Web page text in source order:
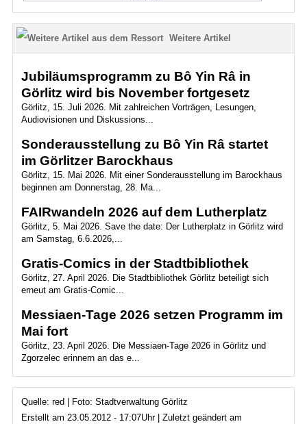
Weitere Artikel
Jubiläumsprogramm zu Bô Yin Râ in
Görlitz wird bis November fortgesetz
Görlitz, 15. Juli 2026. Mit zahlreichen Vorträgen, Lesungen,
Audiovisionen und Diskussions...
Sonderausstellung zu Bô Yin Râ startet
im Görlitzer Barockhaus
Görlitz, 15. Mai 2026. Mit einer Sonderausstellung im Barockhaus
beginnen am Donnerstag, 28. Ma...
FAIRwandeln 2026 auf dem Lutherplatz
Görlitz, 5. Mai 2026. Save the date: Der Lutherplatz in Görlitz wird
am Samstag, 6.6.2026,...
Gratis-Comics in der Stadtbibliothek
Görlitz, 27. April 2026. Die Stadtbibliothek Görlitz beteiligt sich
erneut am Gratis-Comic...
Messiaen-Tage 2026 setzen Programm im
Mai fort
Görlitz, 23. April 2026. Die Messiaen-Tage 2026 in Görlitz und
Zgorzelec erinnern an das e...
Quelle: red | Foto: Stadtverwaltung Görlitz
Erstellt am 23.05.2012 - 17:07Uhr | Zuletzt geändert am